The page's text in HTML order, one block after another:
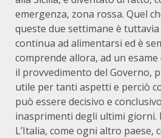
emergenza, zona rossa. Quel
queste due settimane è
continua ad alimentarsi ed è
comprende allora, ad un
il provvedimento del Governo,
utile per tanti aspetti e perciò
può essere decisivo e
inasprimenti degli ultimi giorni.
L’Italia, come ogni altro paese,